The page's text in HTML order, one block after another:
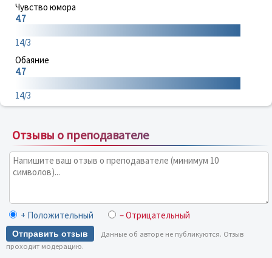
Чувство юмора
4.7
14/3
Обаяние
4.7
14/3
Отзывы о преподавателе
+ Положительный – Отрицательный
Отправить отзыв
Данные об авторе не публикуются. Отзыв
проходит модерацию.